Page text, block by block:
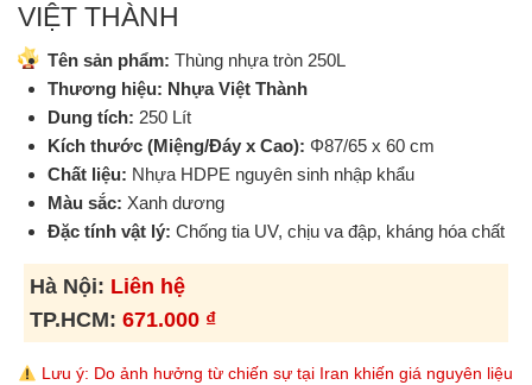
VIỆT THÀNH
Tên sản phẩm: Thùng nhựa tròn 250L
Thương hiệu: Nhựa Việt Thành
Dung tích: 250 Lít
Kích thước (Miệng/Đáy x Cao): Φ87/65 x 60 cm
Chất liệu: Nhựa HDPE nguyên sinh nhập khẩu
Màu sắc: Xanh dương
Đặc tính vật lý: Chống tia UV, chịu va đập, kháng hóa chất
Hà Nội: Liên hệ
TP.HCM: 671.000 ₫
Lưu ý: Do ảnh hưởng từ chiến sự tại Iran khiến giá nguyên liệu